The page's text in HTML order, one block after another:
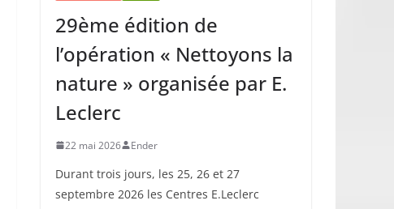
29ème édition de
l’opération « Nettoyons la
nature » organisée par E.
Leclerc
22 mai 2026 Ender
Durant trois jours, les 25, 26 et 27
septembre 2026 les Centres E.Leclerc